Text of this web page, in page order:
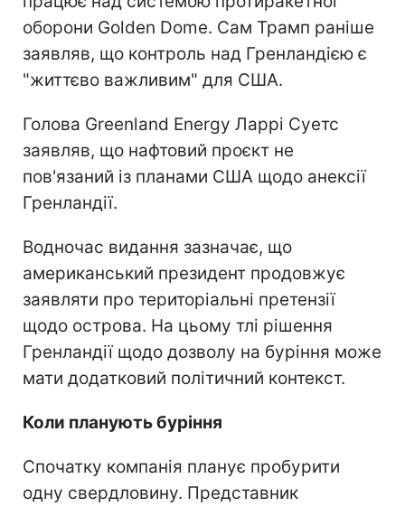
оборони Golden Dome. Сам Трамп раніше
заявляв, що контроль над Гренландією є
"життєво важливим" для США.
Голова Greenland Energy Ларрі Суетс
заявляв, що нафтовий проєкт не
пов'язаний із планами США щодо анексії
Гренландії.
Водночас видання зазначає, що
американський президент продовжує
заявляти про територіальні претензії
щодо острова. На цьому тлі рішення
Гренландії щодо дозволу на буріння може
мати додатковий політичний контекст.
Коли планують буріння
Спочатку компанія планує пробурити
одну свердловину. Представник